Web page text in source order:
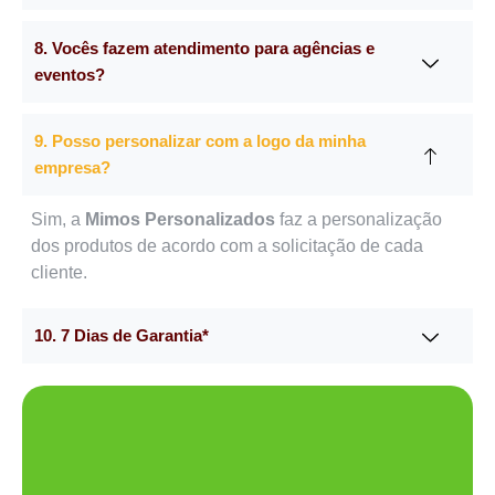
8. Vocês fazem atendimento para agências e
eventos?
9. Posso personalizar com a logo da minha
empresa?
Sim, a Mimos Personalizados faz a personalização
dos produtos de acordo com a solicitação de cada
cliente.
10. 7 Dias de Garantia*